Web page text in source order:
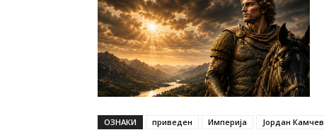
ОЗНАКИ приведен Империја Јордан Камчев